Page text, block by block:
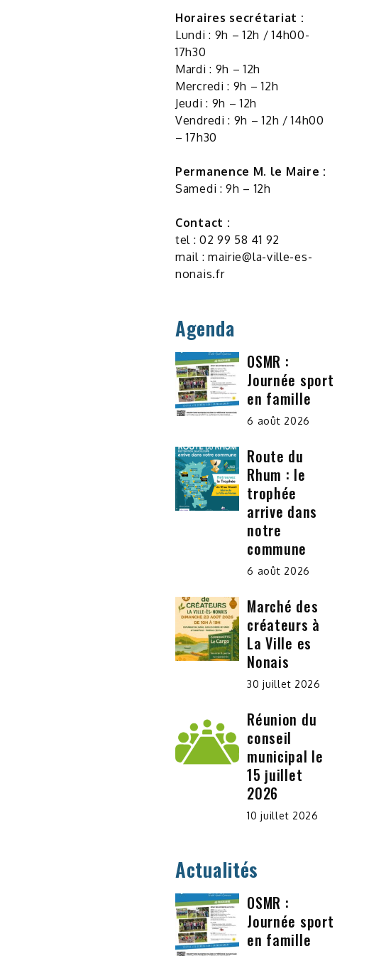
Horaires secrétariat :
Lundi : 9h – 12h / 14h00-
17h30
Mardi : 9h – 12h
Mercredi : 9h – 12h
Jeudi : 9h – 12h
Vendredi : 9h – 12h / 14h00
– 17h30
Permanence M. le Maire :
Samedi : 9h – 12h
Contact :
tel : 02 99 58 41 92
mail : mairie@la-ville-es-
nonais.fr
Agenda
OSMR :
Journée sport
en famille
6 août 2026
Route du
Rhum : le
trophée
arrive dans
notre
commune
6 août 2026
Marché des
créateurs à
La Ville es
Nonais
30 juillet 2026
Réunion du
conseil
municipal le
15 juillet
2026
10 juillet 2026
Actualités
OSMR :
Journée sport
en famille